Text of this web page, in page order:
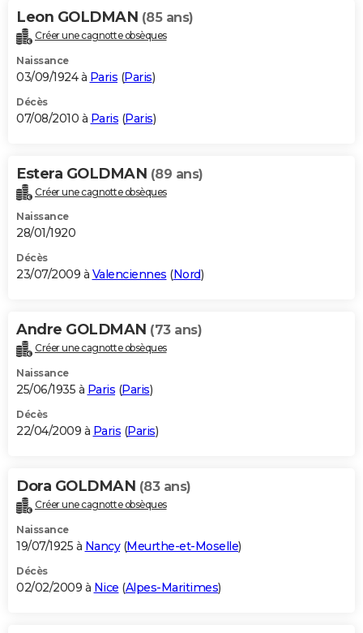
Leon GOLDMAN (85 ans)
Créer une cagnotte obsèques
Naissance
03/09/1924 à Paris (Paris)
Décès
07/08/2010 à Paris (Paris)
Estera GOLDMAN (89 ans)
Créer une cagnotte obsèques
Naissance
28/01/1920
Décès
23/07/2009 à Valenciennes (Nord)
Andre GOLDMAN (73 ans)
Créer une cagnotte obsèques
Naissance
25/06/1935 à Paris (Paris)
Décès
22/04/2009 à Paris (Paris)
Dora GOLDMAN (83 ans)
Créer une cagnotte obsèques
Naissance
19/07/1925 à Nancy(Meurthe-et-Moselle)
Décès
02/02/2009 à Nice (Alpes-Maritimes)